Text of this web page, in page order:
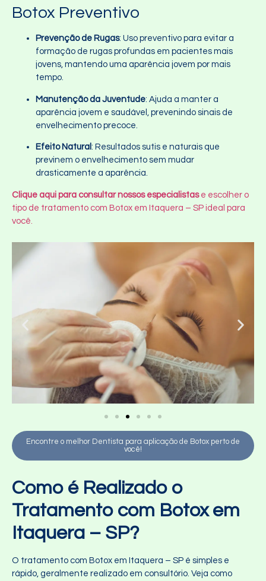
Botox Preventivo
Prevenção de Rugas: Uso preventivo para evitar a
formação de rugas profundas em pacientes mais
jovens, mantendo uma aparência jovem por mais
tempo.
Manutenção da Juventude: Ajuda a manter a
aparência jovem e saudável, prevenindo sinais de
envelhecimento precoce.
Efeito Natural : Resultados sutis e naturais que
previnem o envelhecimento sem mudar
drasticamente a aparência.
Clique aqui para consultar nossos especialistase escolher o
tipo de tratamento com Botox em Itaquera – SP ideal para
você.
Encontre o melhor Dentista para aplicação de Botox perto de
você!
Como é Realizado o
Tratamento com Botox em
Itaquera – SP?
O tratamento com Botox em Itaquera – SP é simples e
rápido, geralmente realizado em consultório. Veja como